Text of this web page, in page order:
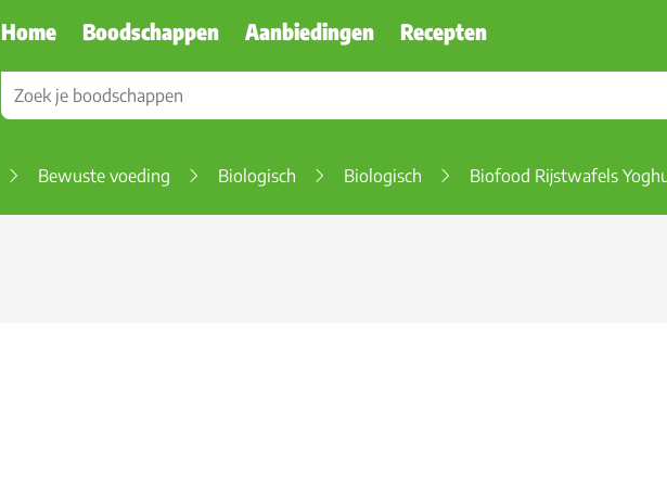
Home Boodschappen Aanbiedingen Recepten
Bewuste voeding Biologisch Biologisch Biofood Rijstwafels